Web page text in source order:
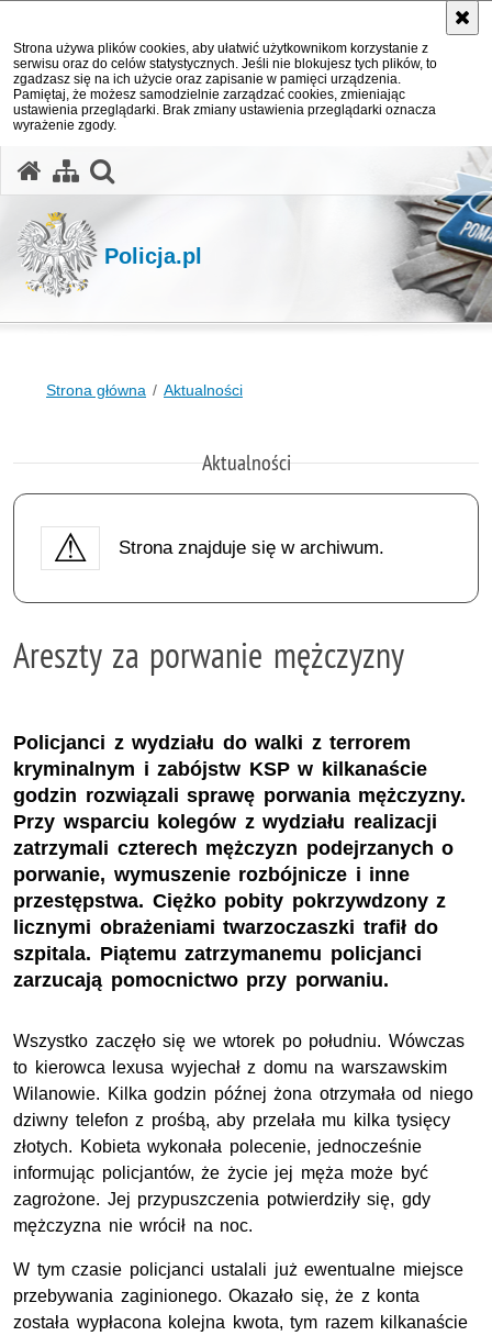
Strona używa plików cookies, aby ułatwić użytkownikom korzystanie z
serwisu oraz do celów statystycznych. Jeśli nie blokujesz tych plików, to
zgadzasz się na ich użycie oraz zapisanie w pamięci urządzenia.
Pamiętaj, że możesz samodzielnie zarządzać cookies, zmieniając
ustawienia przeglądarki. Brak zmiany ustawienia przeglądarki oznacza
wyrażenie zgody.
Policja.pl
Strona główna Aktualności
Aktualności
Strona znajduje się w archiwum.
Areszty za porwanie mężczyzny
Policjanci z wydziału do walki z terrorem
kryminalnym i zabójstw KSP w kilkanaście
godzin rozwiązali sprawę porwania mężczyzny.
Przy wsparciu kolegów z wydziału realizacji
zatrzymali czterech mężczyzn podejrzanych o
porwanie, wymuszenie rozbójnicze i inne
przestępstwa. Ciężko pobity pokrzywdzony z
licznymi obrażeniami twarzoczaszki trafił do
szpitala. Piątemu zatrzymanemu policjanci
zarzucają pomocnictwo przy porwaniu.
Wszystko zaczęło się we wtorek po południu. Wówczas
to kierowca lexusa wyjechał z domu na warszawskim
Wilanowie. Kilka godzin późnej żona otrzymała od niego
dziwny telefon z prośbą, aby przelała mu kilka tysięcy
złotych. Kobieta wykonała polecenie, jednocześnie
informując policjantów, że życie jej męża może być
zagrożone. Jej przypuszczenia potwierdziły się, gdy
mężczyzna nie wrócił na noc.
W tym czasie policjanci ustalali już ewentualne miejsce
przebywania zaginionego. Okazało się, że z konta
została wypłacona kolejna kwota, tym razem kilkanaście